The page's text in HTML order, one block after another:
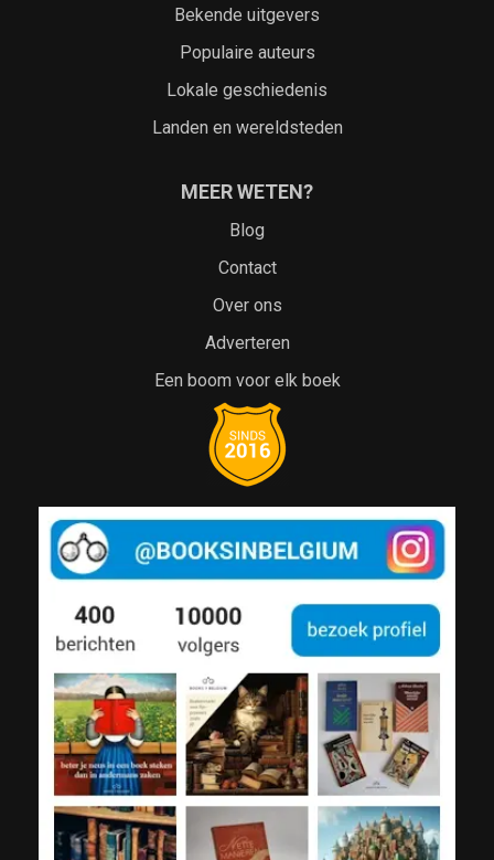
Bekende uitgevers
Populaire auteurs
Lokale geschiedenis
Landen en wereldsteden
MEER WETEN?
Blog
Contact
Over ons
Adverteren
Een boom voor elk boek